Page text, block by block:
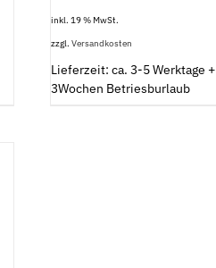
inkl. 19 % MwSt.
zzgl.Versandkosten
Lieferzeit: ca. 3-5 Werktage +
3Wochen Betriesburlaub